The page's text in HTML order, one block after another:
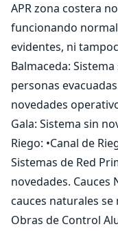
APR zona costera
funcionando
evidentes, ni
Balmaceda:
personas
novedades
Gala: Sistema sin
Riego: •Canal de
Sistemas de Red
novedades. Cauces
cauces naturales se
Obras de Control